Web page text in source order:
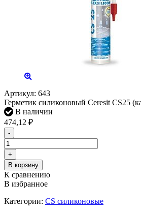
Артикул: 643
Герметик силиконовый Ceresit СS25
В наличии
474,12 ₽
-
+
В корзину
К сравнению
В избранное
Категории: CS силиконовые